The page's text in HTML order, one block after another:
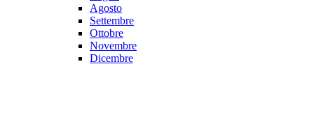
Agosto
Settembre
Ottobre
Novembre
Dicembre